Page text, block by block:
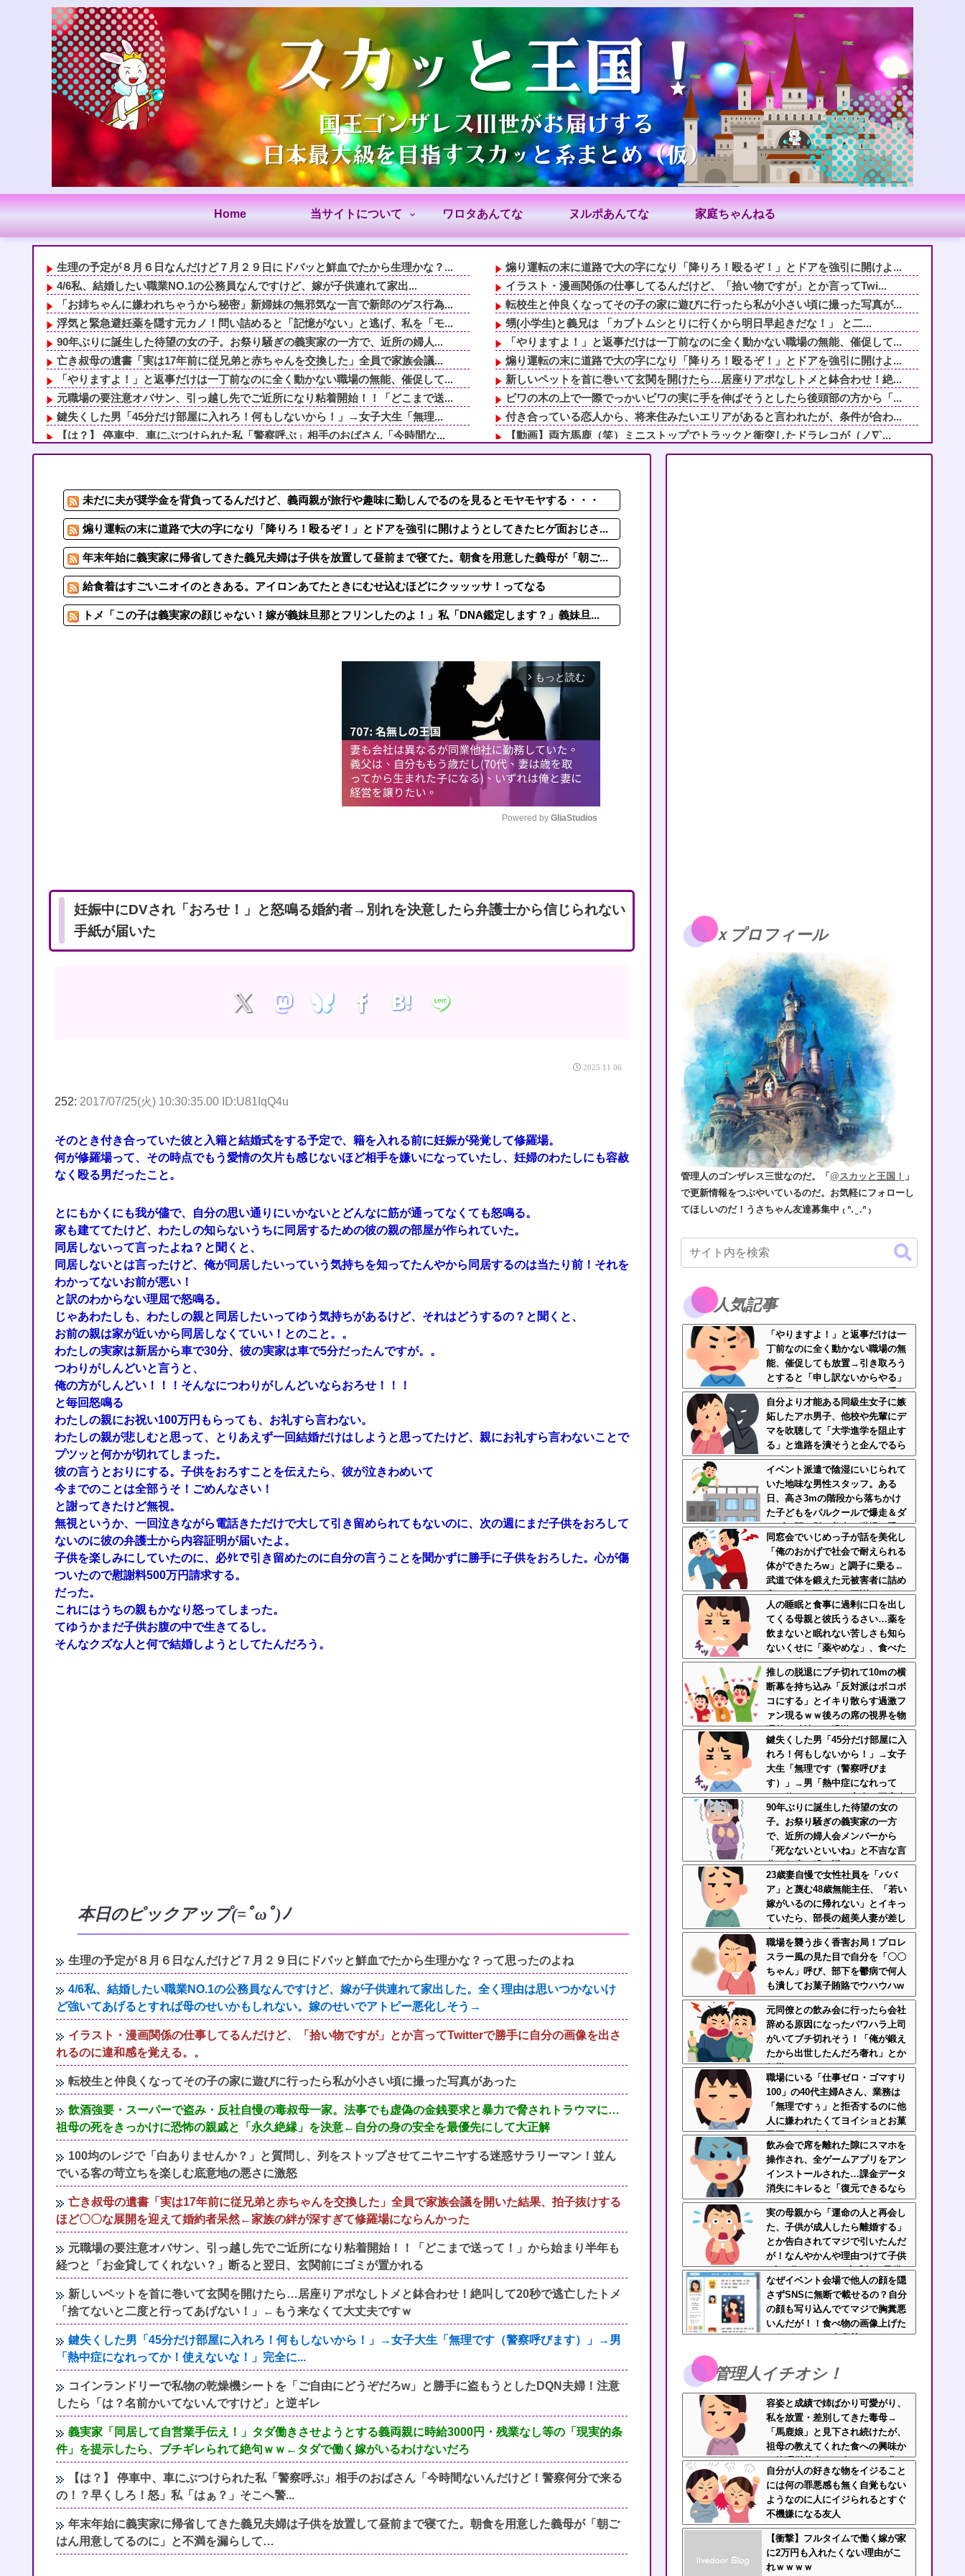
Home 当サイトについて ワロタあんてな ヌルポあんてな 家庭ちゃんねる
生理の予定が８月６日なんだけど７月２９日にドバッと鮮血でたから生理かな？...
4/6私、結婚したい職業NO.1の公務員なんですけど、嫁が子供連れて家出...
「お姉ちゃんに嫌われちゃうから秘密」新婦妹の無邪気な一言で新郎のゲス行為...
浮気と緊急避妊薬を隠す元カノ！問い詰めると「記憶がない」と逃げ、私を「モ...
90年ぶりに誕生した待望の女の子。お祭り騒ぎの義実家の一方で、近所の婦人...
亡き叔母の遺書「実は17年前に従兄弟と赤ちゃんを交換した」全員で家族会議...
「やりますよ！」と返事だけは一丁前なのに全く動かない職場の無能、催促して...
元職場の要注意オバサン、引っ越し先でご近所になり粘着開始！！「どこまで送...
鍵失くした男「45分だけ部屋に入れろ！何もしないから！」→女子大生「無理...
【は？】 停車中、車にぶつけられた私「警察呼ぶ」相手のおばさん「今時間な...
【悲報】 ワイ「ラーメン一袋だけじゃ足らんわ！二袋作ったろ！」→結果ｗｗ...
義実家「同居して自営業手伝え！」タダ働きさせようとする義両親に時給300...
鍵失くした男「45分だけ部屋に入れろ！何もしないから！」→女子大生「無理...
5/6私、結婚したい職業NO.1の公務員なんですけど、嫁が子供連れて家出...
煽り運転の末に道路で大の字になり「降りろ！殴るぞ！」とドアを強引に開けよ...
イラスト・漫画関係の仕事してるんだけど、「拾い物ですが」とか言ってTwi...
転校生と仲良くなってその子の家に遊びに行ったら私が小さい頃に撮った写真が...
甥(小学生)と義兄は 「カブトムシとりに行くから明日早起きだな！」 と二...
「やりますよ！」と返事だけは一丁前なのに全く動かない職場の無能、催促して...
煽り運転の末に道路で大の字になり「降りろ！殴るぞ！」とドアを強引に開けよ...
新しいペットを首に巻いて玄関を開けたら…居座りアポなしトメと鉢合わせ！絶...
ビワの木の上で一際でっかいビワの実に手を伸ばそうとしたら後頭部の方から「...
付き合っている恋人から、将来住みたいエリアがあると言われたが、条件が合わ...
【動画】両方馬鹿（笑）ミニストップでトラックと衝突したドラレコが（ノ∇`...
【動画】ロシアの空挺兵、パラシュートが開かずに墜落してしまう。
「ウトの飯作りに来て」と呼び出すメシマズトメ！出汁から取った絶品料理を作...
【画像】雪に戯れる？雪中行軍？【再】
最近家族といるのがストレスで、離婚したらどうなるのかを考えてしまいます。...
未だに夫が奨学金を背負ってるんだけど、義両親が旅行や趣味に勤しんでるのを見るとモヤモヤする・・・
煽り運転の末に道路で大の字になり「降りろ！殴るぞ！」とドアを強引に開けようとしてきたヒゲ面おじさ...
年末年始に義実家に帰省してきた義兄夫婦は子供を放置して昼前まで寝てた。朝食を用意した義母が「朝ご...
給食着はすごいニオイのときある。アイロンあてたときにむせ込むほどにクッッッサ！ってなる
トメ「この子は義実家の顔じゃない！嫁が義妹旦那とフリンしたのよ！」私「DNA鑑定します？」義妹旦...
arrow_forward_ios もっと読む
e
Powered by GliaStudios
妊娠中にDVされ「おろせ！」と怒鳴る婚約者→別れを決意したら弁護士から信じられない
手紙が届いた
2025.11.06
252: 2017/07/25(火) 10:30:35.00 ID:U81IqQ4u
そのとき付き合っていた彼と入籍と結婚式をする予定で、籍を入れる前に妊娠が発覚して修羅場。
何が修羅場って、その時点でもう愛情の欠片も感じないほど相手を嫌いになっていたし、妊婦のわたしにも容赦
なく殴る男だったこと。
とにもかくにも我が儘で、自分の思い通りにいかないとどんなに筋が通ってなくても怒鳴る。
家も建ててたけど、わたしの知らないうちに同居するための彼の親の部屋が作られていた。
同居しないって言ったよね？と聞くと、
同居しないとは言ったけど、俺が同居したいっていう気持ちを知ってたんやから同居するのは当たり前！それを
わかってないお前が悪い！
と訳のわからない理屈で怒鳴る。
じゃあわたしも、わたしの親と同居したいってゆう気持ちがあるけど、それはどうするの？と聞くと、
お前の親は家が近いから同居しなくていい！とのこと。。
わたしの実家は新居から車で30分、彼の実家は車で5分だったんですが。。
つわりがしんどいと言うと、
俺の方がしんどい！！！そんなにつわりがしんどいならおろせ！！！
と毎回怒鳴る
わたしの親にお祝い100万円もらっても、お礼すら言わない。
わたしの親が悲しむと思って、とりあえず一回結婚だけはしようと思ってたけど、親にお礼すら言わないことで
プツッと何かが切れてしまった。
彼の言うとおりにする。子供をおろすことを伝えたら、彼が泣きわめいて
今までのことは全部うそ！ごめんなさい！
と謝ってきたけど無視。
無視というか、一回泣きながら電話きただけで大して引き留められてもないのに、次の週にまだ子供をおろして
ないのに彼の弁護士から内容証明が届いたよ。
子供を楽しみにしていたのに、必ﾀﾋで引き留めたのに自分の言うことを聞かずに勝手に子供をおろした。心が傷
ついたので慰謝料500万円請求する。
だった。
これにはうちの親もかなり怒ってしまった。
てゆうかまだ子供お腹の中で生きてるし。
そんなクズな人と何で結婚しようとしてたんだろう。
本日のピックアップ(=ﾟωﾟ)ﾉ
生理の予定が８月６日なんだけど７月２９日にドバッと鮮血でたから生理かな？って思ったのよね
4/6私、結婚したい職業NO.1の公務員なんですけど、嫁が子供連れて家出した。全く理由は思いつかないけ
ど強いてあげるとすれば母のせいかもしれない。嫁のせいでアトピー悪化しそう→
イラスト・漫画関係の仕事してるんだけど、「拾い物ですが」とか言ってTwitterで勝手に自分の画像を出さ
れるのに違和感を覚える。。
転校生と仲良くなってその子の家に遊びに行ったら私が小さい頃に撮った写真があった
飲酒強要・スーパーで盗み・反社自慢の毒叔母一家。法事でも虚偽の金銭要求と暴力で脅されトラウマに…
祖母の死をきっかけに恐怖の親戚と「永久絶縁」を決意←自分の身の安全を最優先にして大正解
100均のレジで「白ありませんか？」と質問し、列をストップさせてニヤニヤする迷惑サラリーマン！並ん
でいる客の苛立ちを楽しむ底意地の悪さに激怒
亡き叔母の遺書「実は17年前に従兄弟と赤ちゃんを交換した」全員で家族会議を開いた結果、拍子抜けする
ほど〇〇な展開を迎えて婚約者呆然←家族の絆が深すぎて修羅場にならんかった
元職場の要注意オバサン、引っ越し先でご近所になり粘着開始！！「どこまで送って！」から始まり半年も
経つと「お金貸してくれない？」断ると翌日、玄関前にゴミが置かれる
新しいペットを首に巻いて玄関を開けたら…居座りアポなしトメと鉢合わせ！絶叫して20秒で逃亡したトメ
「捨てないと二度と行ってあげない！」←もう来なくて大丈夫ですｗ
鍵失くした男「45分だけ部屋に入れろ！何もしないから！」→女子大生「無理です（警察呼びます）」→男
「熱中症になれってか！使えないな！」完全に...
コインランドリーで私物の乾燥機シートを「ご自由にどうぞだろw」と勝手に盗もうとしたDQN夫婦！注意
したら「は？名前かいてないんですけど」と逆ギレ
義実家「同居して自営業手伝え！」タダ働きさせようとする義両親に時給3000円・残業なし等の「現実的条
件」を提示したら、ブチギレられて絶句ｗｗ←タダで働く嫁がいるわけないだろ
【は？】 停車中、車にぶつけられた私「警察呼ぶ」相手のおばさん「今時間ないんだけど！警察何分で来る
の！？早くしろ！怒」私「はぁ？」そこへ警...
年末年始に義実家に帰省してきた義兄夫婦は子供を放置して昼前まで寝てた。朝食を用意した義母が「朝ご
はん用意してるのに」と不満を漏らして…
ｘプロフィール
管理人のゴンザレス三世なのだ。「@スカッと王国！ 」
で更新情報をつぶやいているのだ。お気軽にフォローし
てほしいのだ！うさちゃん友達募集中 ₍ ᐢ. ̫ .ᐢ ₎
人気記事
「やりますよ！」と返事だけは一
丁前なのに全く動かない職場の無
能、催促しても放置→引き取ろう
とすると「申し訳ないからやる」
と拒否…やる気ないなら引き受け
るなよ・・・
自分より才能ある同級生女子に嫉
妬したアホ男子、他校や先輩にデ
マを吹聴して「大学進学を阻止す
る」と進路を潰そうと企んでるら
しい
イベント派遣で陰湿にいじられて
いた地味な男性スタッフ。ある
日、高さ3mの階段から落ちかけ
た子どもをパルクールで爆走＆ダ
イブし間一髪で救出！職場の手の
ひら返しと評価爆上げが凄まじか
ったｗｗ
同窓会でいじめっ子が話を美化し
「俺のおかげで社会で耐えられる
体ができたろw」と調子に乗る←
武道で体を鍛えた元被害者に詰め
寄られて顔面蒼白で平謝りｗｗｗ
人の睡眠と食事に過剰に口を出し
てくる母親と彼氏うるさい…薬を
飲まないと眠れない苦しさも知ら
ないくせに「薬やめな」、食べた
くない時に「一口食べて」としつ
こい無神経すぎる！！
推しの脱退にブチ切れて10mの横
断幕を持ち込み「反対派はボコボ
コにする」とイキり散らす過激フ
ァン現るｗｗ後ろの席の視界を物
理的に破壊する過激ファンにイラ
イラが止まらん
鍵失くした男「45分だけ部屋に入
れろ！何もしないから！」→女子
大生「無理です（警察呼びま
す）」→男「熱中症になれって
か！使えないな！」完全に不審者
で草ｗｗｗ
90年ぶりに誕生した待望の女の
子。お祭り騒ぎの義実家の一方
で、近所の婦人会メンバーから
「死なないといいね」と不吉な言
葉を何度も繰り返されてしま
う・・・
23歳妻自慢で女性社員を「ババ
ア」と蔑む48歳無能主任、「若い
嫁がいるのに帰れない」とイキっ
ていたら、部長の超美人妻が差し
入れを持って登場ｗｗｗｗ
職場を襲う歩く香害お局！プロレ
スラー風の見た目で自分を「〇〇
ちゃん」呼び、部下を鬱病で何人
も潰してお菓子賄賂でウハウハw
ｗｗ
元同僚との飲み会に行ったら会社
辞める原因になったパワハラ上司
がいてブチ切れそう！「俺が鍛え
たから出世したんだろ奢れ」とか
何様のつもりだ？
職場にいる「仕事ゼロ・ゴマすり
100」の40代主婦Aさん、業務は
「無理ですぅ」と拒否するのに他
人に嫌われたくてヨイショとお菓
子配りだけ全力すぎる
飲み会で席を離れた隙にスマホを
操作され、全ゲームアプリをアン
インストールされた…課金データ
消失にキレると「復元できるなら
いいじゃん」「ゲーム如きで」と
逆ギレして帰走
実の母親から「運命の人と再会し
た、子供が成人したら離婚する」
とか告白されてマジで引いたんだ
が！なんやかんや理由つけて子供
4人も作っておいて未成年の子供
に言う話かよ！
なぜイベント会場で他人の顔を隠
さずSNSに無断で載せるの？自分
の顔も写り込んでてマジで胸糞悪
いんだが！！食べ物の画像上げた
ほうがよっぽど有意義だわ
管理人イチオシ！
容姿と成績で姉ばかり可愛がり、
私を放置・差別してきた毒母→
「馬鹿娘」と見下され続けたが、
祖母の教えてくれた食への興味か
ら管理栄養士に→今はニート化し
た姉と毒母に幸せな姿を見せつけ
てるｗｗｗ
自分が人の好きな物をイジること
には何の罪悪感も無く自覚もない
ようなのに人にイジられるとすぐ
不機嫌になる友人
【衝撃】フルタイムで働く嫁が家
に2万円も入れたくない理由がこ
れｗｗｗｗ